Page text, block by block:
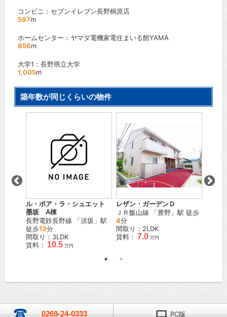
コンビニ：セブンイレブン長野桐原店
597m
ホームセンター：ヤマダ電機家電住まいる館YAMA
856m
大学1：長野県立大学
1,005m
築年数が同じくらいの物件
ル・ボア・ラ・シュエット
墨坂 A棟
長野電鉄長野線 「須坂 」駅
徒歩13分
間取り：3LDK
賃料： 10.5 万円
レザン・ガーデンＤ
ＪＲ飯山線 「豊野 」駅 徒歩
4分
間取り：2LDK
賃料： 7.0 万円
0269-24-0333 PC版